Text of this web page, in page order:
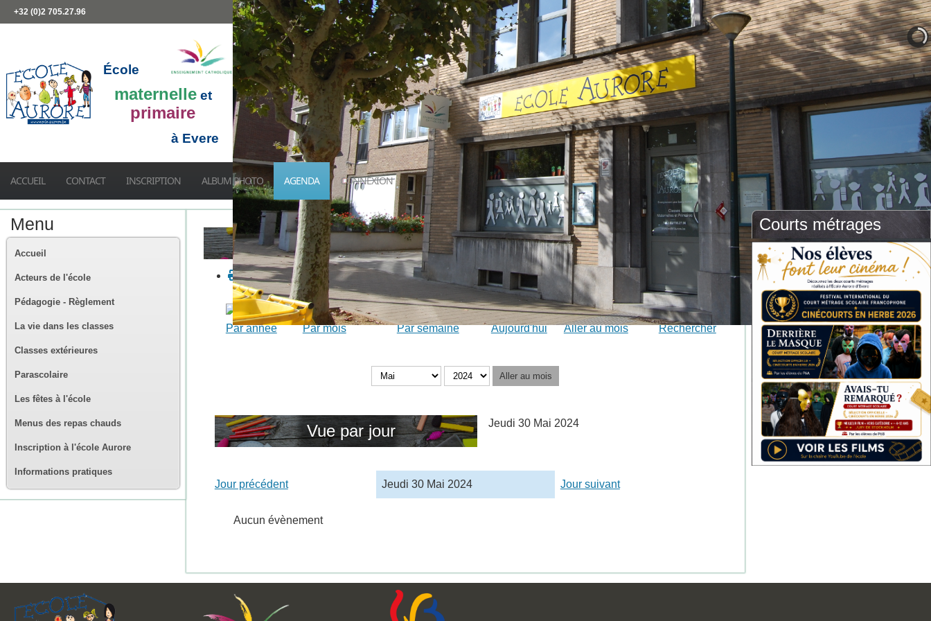
+32 (0)2 705.27.96
École
maternelle et
primaire
à Evere
ACCUEIL CONTACT INSCRIPTION ALBUM PHOTO AGENDA CONNEXION
Menu
Accueil
Acteurs de l'école
Pédagogie - Règlement
La vie dans les classes
Classes extérieures
Parascolaire
Les fêtes à l'école
Menus des repas chauds
Inscription à l'école Aurore
Informations pratiques
Calendrier
Par année Par mois Par semaine Aujourd'hui Aller au mois Rechercher
Aller au mois
Vue par jour Jeudi 30 Mai 2024
Jour précédent Jeudi 30 Mai 2024 Jour suivant
Aucun évènement
Courts métrages